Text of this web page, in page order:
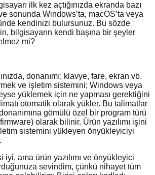
ilk kez açtığınızda ekranda bazı
sonunda Windows’ta, macOS’ta veya
kendinizi bulursunuz. Bu sözde
bilgisayarın kendi başına bir şeyler
mi?
donanımı; klavye, fare, ekran vb.
ve işletim sistemini; Windows veya
yüklemek için ne yapması gerektiğini
otomatik olarak yükler. Bu talimatlar
gömülü özel bir program türü
olarak bilinir. Ürün yazılımı işini
sistemini yükleyen önyükleyiciyi
iyi, ama ürün yazılımı ve önyükleyici
sevindim, çünkü nihayet tüm